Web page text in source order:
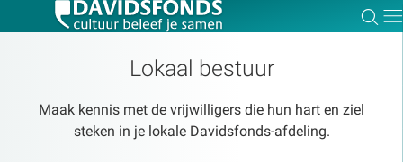
Lokaal bestuur
Maak kennis met de vrijwilligers die hun hart en ziel
steken in je lokale Davidsfonds-afdeling.